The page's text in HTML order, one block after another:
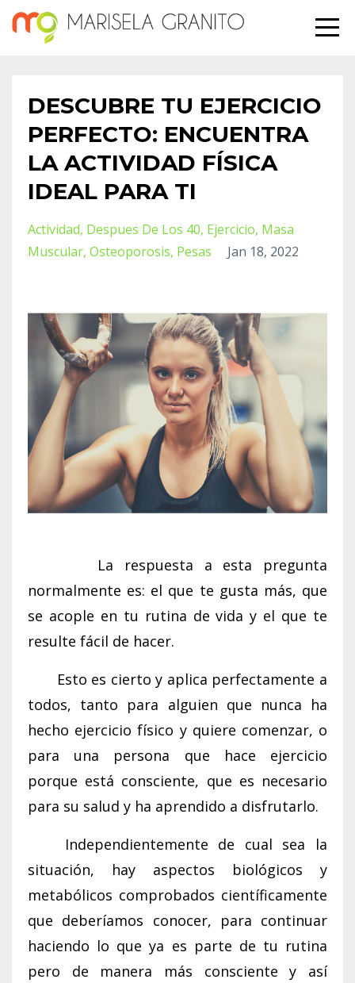
DESCUBRE TU EJERCICIO
PERFECTO: ENCUENTRA
LA ACTIVIDAD FÍSICA
IDEAL PARA TI
Actividad Despues De Los 40 Ejercicio Masa
Muscular Osteoporosis Pesas Jan 18, 2022
La respuesta a esta pregunta
normalmente es: el que te gusta más, que
se acople en tu rutina de vida y el que te
resulte fácil de hacer.
Esto es cierto y aplica perfectamente a
todos, tanto para alguien que nunca ha
hecho ejercicio físico y quiere comenzar, o
para una persona que hace ejercicio
porque está consciente, que es necesario
para su salud y ha aprendido a disfrutarlo.
Independientemente de cual sea la
situación, hay aspectos biológicos y
metabólicos comprobados científicamente
que deberíamos conocer, para continuar
haciendo lo que ya es parte de tu rutina
pero de manera más consciente y así